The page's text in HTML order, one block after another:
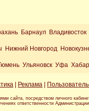
Барнаул
Нижний Новгород
Ульяновск Уфа
Реклама
сайта, посредством личного
ответственности